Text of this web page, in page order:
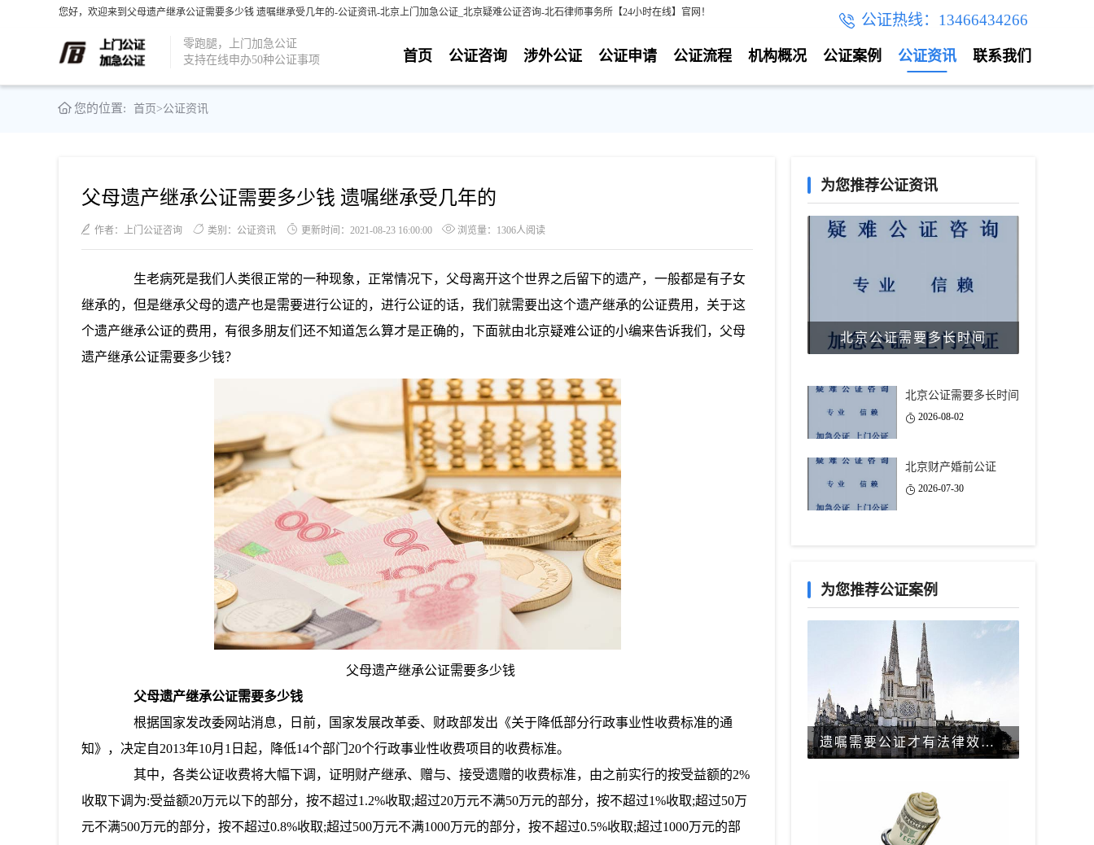
您好，欢迎来到父母遗产继承公证需要多少钱 遗嘱继承受几年的-公证资讯-北京上门加急公证_北京疑难公证咨询-北石律师事务所【24小时在线】官网！ 公证热线：13466434266
零跑腿，上门加急公证
支持在线申办50种公证事项
联系我们
公证资讯
公证案例
机构概况
公证流程
公证申请
涉外公证
公证咨询
首页
您的位置: 首页>公证资讯
父母遗产继承公证需要多少钱 遗嘱继承受几年的
作者：上门公证咨询 类别：公证资讯 更新时间：2021-08-23 16:00:00 浏览量：1306人阅读
生老病死是我们人类很正常的一种现象，正常情况下，父母离开这个世界之后留下的遗产，一般都是有子女
继承的，但是继承父母的遗产也是需要进行公证的，进行公证的话，我们就需要出这个遗产继承的公证费用，关于这
个遗产继承公证的费用，有很多朋友们还不知道怎么算才是正确的，下面就由北京疑难公证的小编来告诉我们，父母
遗产继承公证需要多少钱？
父母遗产继承公证需要多少钱
父母遗产继承公证需要多少钱
根据国家发改委网站消息，日前，国家发展改革委、财政部发出《关于降低部分行政事业性收费标准的通
知》，决定自2013年10月1日起，降低14个部门20个行政事业性收费项目的收费标准。
其中，各类公证收费将大幅下调，证明财产继承、赠与、接受遗赠的收费标准，由之前实行的按受益额的2%
收取下调为:受益额20万元以下的部分，按不超过1.2%收取;超过20万元不满50万元的部分，按不超过1%收取;超过50万
元不满500万元的部分，按不超过0.8%收取;超过500万元不满1000万元的部分，按不超过0.5%收取;超过1000万元的部
为您推荐公证资讯
北京公证需要多长时间
北京公证需要多长时间
2026-08-02
北京财产婚前公证
2026-07-30
为您推荐公证案例
遗嘱需要公证才有法律效力吗？